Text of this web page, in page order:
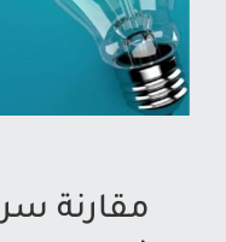
مقارنة